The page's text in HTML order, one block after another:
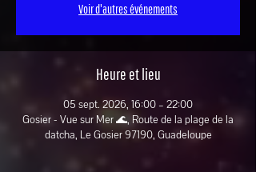
Voir d'autres événements
Heure et lieu
05 sept. 2026, 16:00 – 22:00
Gosier - Vue sur Mer 🌊, Route de la plage de la
datcha, Le Gosier 97190, Guadeloupe